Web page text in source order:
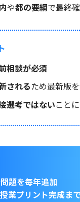
や都の要綱で最終確
相談が必須
されるため最新版
選考ではないこと
題を毎年追加
授業プリント完成ま